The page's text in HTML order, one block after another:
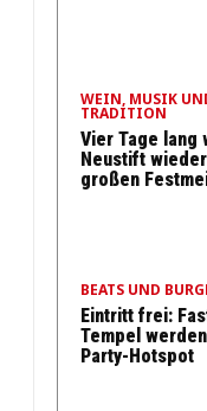
WEIN, MUSIK
TRADITION
Vier Tage lang
Neustift
großen
BEATS UND
Eintritt frei:
Tempel
Party-Hotspot